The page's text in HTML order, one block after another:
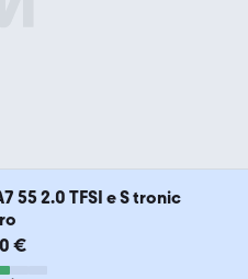
55 2.0 TFSI e S tronic
€